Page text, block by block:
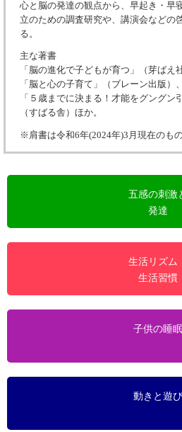
心と脳の発達の観点から、早起き・早
立のための調査研究や、講演会などの
る。
主な著書
「脳の進化で子どもが育つ」（芽ばえ
「脳と心の子育て」（ブレーン出版）、
「５歳までに決まる！才能をグング
（すばる舎）ほか。
※肩書は令和6年(2024年)3月現在のもの
五感の刺激
発達
生活リズム
生活習慣
子供の睡眠
動きと遊び